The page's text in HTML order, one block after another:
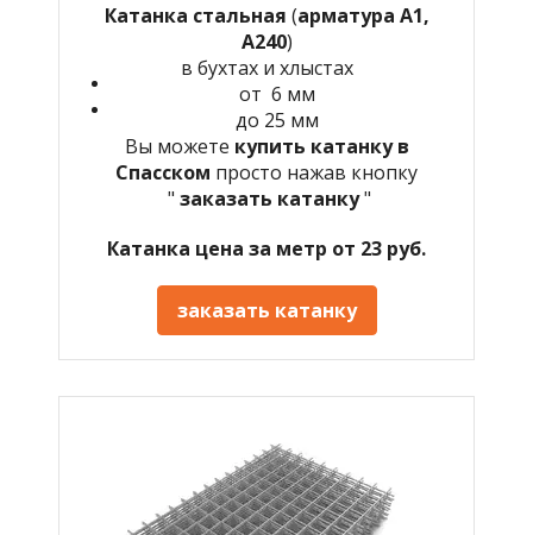
Катанка стальная (арматура А1,
А240)
в бухтах и хлыстах
от 6 мм
до 25 мм
Вы можете купить катанку в
Спасском просто нажав кнопку
" заказать катанку"
Катанка цена за метр от 23 руб.
заказать катанку